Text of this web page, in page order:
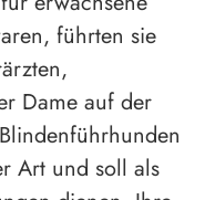
führten sie
Dame auf der
Art und soll als